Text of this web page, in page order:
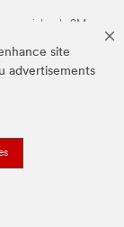
site
advertisements
de 3M.